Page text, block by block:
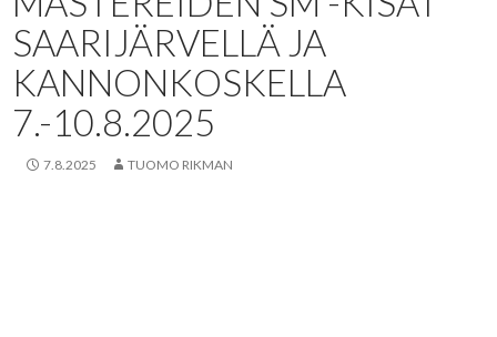
SAARIJÄRVELLÄ JA
KANNONKOSKELLA
7.-10.8.2025
7.8.2025 TUOMO RIKMAN